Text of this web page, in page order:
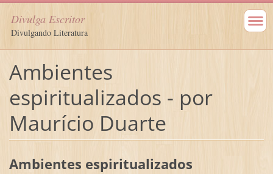
Divulga Escritor
Divulgando Literatura
Ambientes
espiritualizados - por
Maurício Duarte
Ambientes espiritualizados